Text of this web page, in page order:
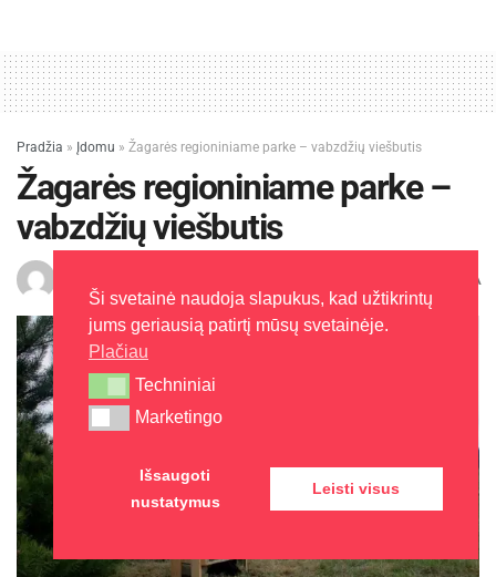
Pradžia » Įdomu » Žagarės regioniniame parke – vabzdžių viešbutis
Žagarės regioniniame parke –
vabzdžių viešbutis
A
Ši svetainė naudoja slapukus, kad užtikrintų
jums geriausią patirtį mūsų svetainėje.
Plačiau
Techniniai
Techniniai
Marketingo
Marketingo
Išsaugoti
nustatymus
Leisti visus